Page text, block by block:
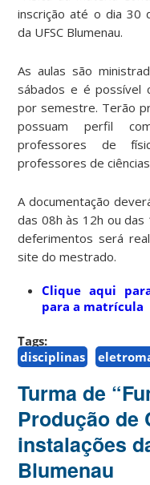
inscrição até o dia 30
da UFSC Blumenau.
As aulas são
sábados e é possível
por semestre. Terão
possuam perfil
professores de
professores de
A documentação
das 08h às 12h ou das
deferimentos será
site do mestrado.
Clique aqui
para a matrícula
Tags:
disciplinas
Turma de
Produção de
instalações
Blumenau